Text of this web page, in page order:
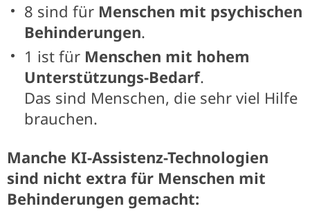
8 sind für Menschen mit psychischen
Behinderungen.
1 ist für Menschen mit hohem
Unterstützungs-Bedarf.
Das sind Menschen, die sehr viel Hilfe
brauchen.
Manche KI-Assistenz-Technologien
sind nicht extra für Menschen mit
Behinderungen gemacht: